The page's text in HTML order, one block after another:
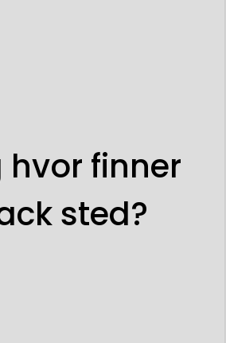
hvor finner
sted?